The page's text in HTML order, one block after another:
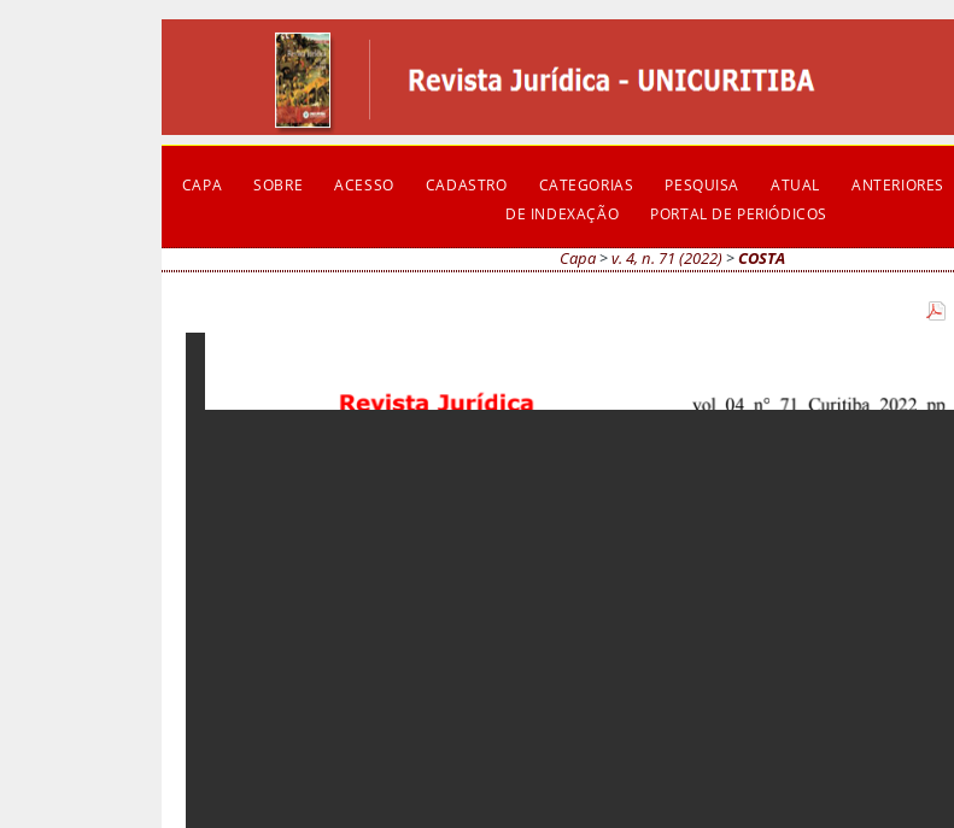
CAPA SOBRE ACESSO CADASTRO CATEGORIAS PESQUISA ATUAL ANTERIORES
DE INDEXAÇÃO
PORTAL DE PERIÓDICOS
Capa>v. 4, n. 71 (2022)>COSTA